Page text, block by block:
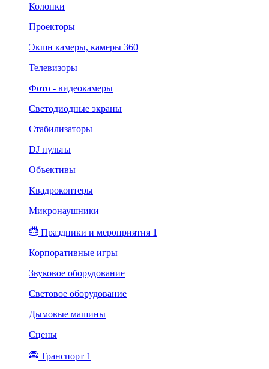
Колонки
Проекторы
Экшн камеры, камеры 360
Телевизоры
Фото - видеокамеры
Светодиодные экраны
Стабилизаторы
DJ пульты
Объективы
Квадрокоптеры
Микронаушники
Праздники и мероприятия 1
Корпоративные игры
Звуковое оборудование
Световое оборудование
Дымовые машины
Сцены
Транспорт 1